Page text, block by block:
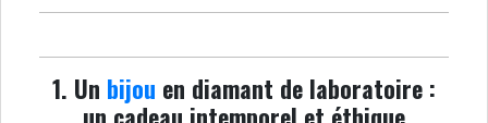
1. Un bijou en diamant de laboratoire :